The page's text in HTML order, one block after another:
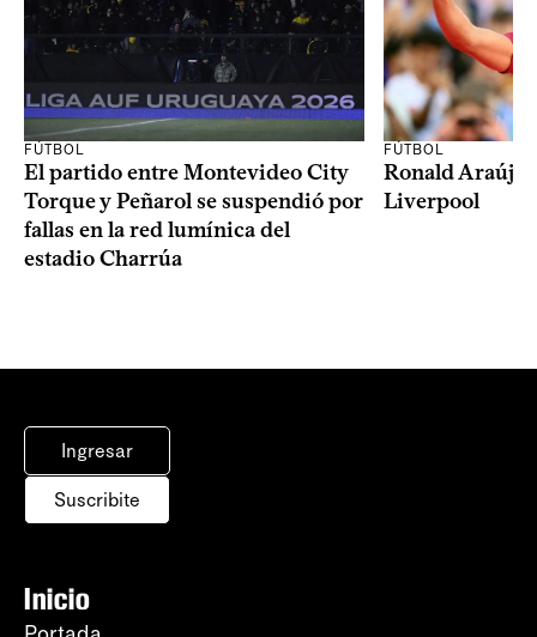
FÚTBOL
El partido entre Montevideo City
Torque y Peñarol se suspendió por
fallas en la red lumínica del
estadio Charrúa
FÚTBOL
Ronald Araújo
Liverpool
Ingresar
Suscribite
Inicio